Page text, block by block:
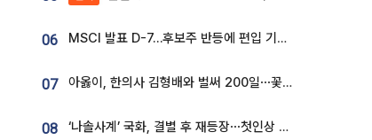
06 MSCI 발표 D-7…후보주 반등에 편입 기대 재점화
07 아옳이, 한의사 김형배와 벌써 200일⋯꽃다발 들고 "프러포즈 아냐"
08 ‘나솔사계’ 국화, 결별 후 재등장⋯첫인상 투표 휩쓸고 ‘인기녀’ 등극